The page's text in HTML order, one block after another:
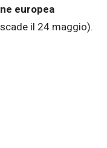
europea
il 24 maggio).